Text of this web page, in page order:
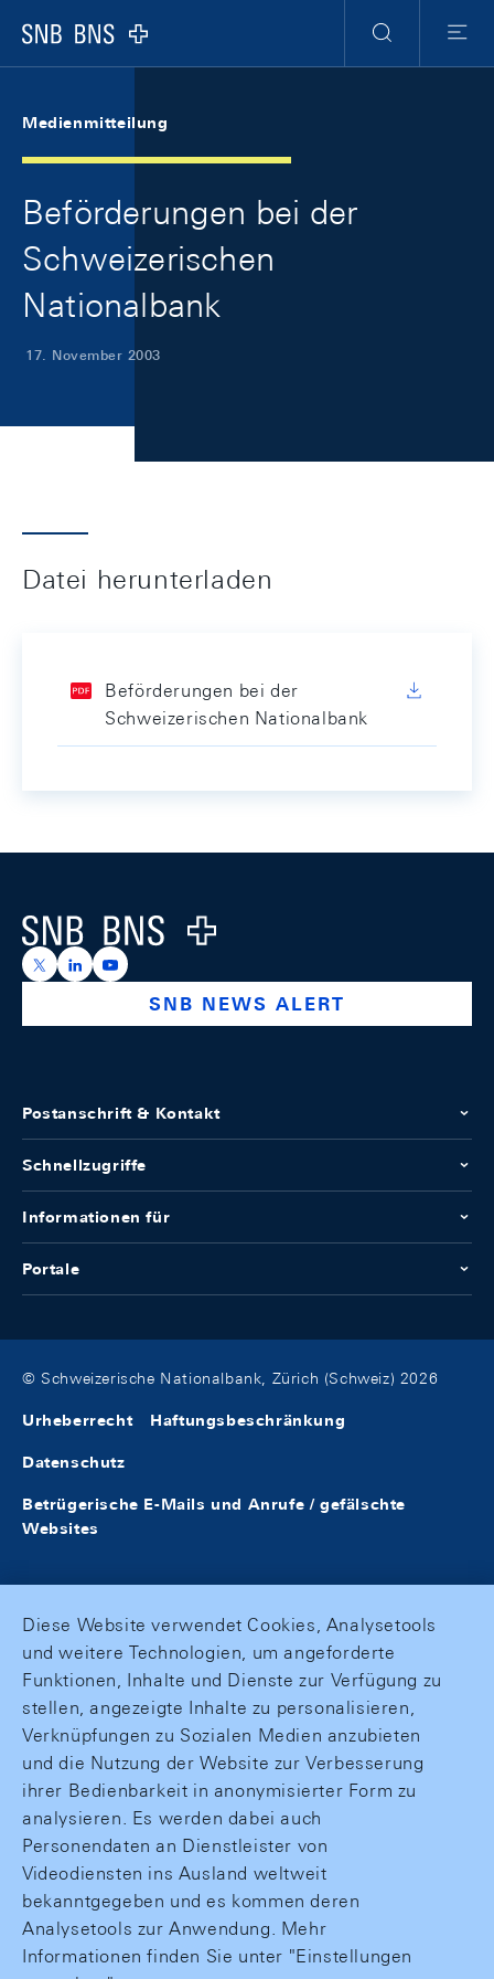
Logo
Suche
Menu
Medienmitteilung
Beförderungen bei der
Schweizerischen
Nationalbank
17. November 2003
Datei herunterladen
Beförderungen bei der
Schweizerischen Nationalbank
Logo
https://x.com/snb_bns
https://ch.linkedin.com/company/swiss-national-
https://www.youtube.com/@swissnationalbank
SNB NEWS ALERT
Postanschrift & Kontakt
Schnellzugriffe
Informationen für
Portale
© Schweizerische Nationalbank, Zürich (Schweiz) 2026
Urheberrecht Haftungsbeschränkung
Datenschutz
Betrügerische E-Mails und Anrufe / gefälschte
Websites
Diese Website verwendet Cookies, Analysetools
und weitere Technologien, um angeforderte
Funktionen, Inhalte und Dienste zur Verfügung zu
stellen, angezeigte Inhalte zu personalisieren,
Verknüpfungen zu Sozialen Medien anzubieten
und die Nutzung der Website zur Verbesserung
ihrer Bedienbarkeit in anonymisierter Form zu
analysieren. Es werden dabei auch
Personendaten an Dienstleister von
Videodiensten ins Ausland weltweit
bekanntgegeben und es kommen deren
Analysetools zur Anwendung. Mehr
Informationen finden Sie unter "Einstellungen